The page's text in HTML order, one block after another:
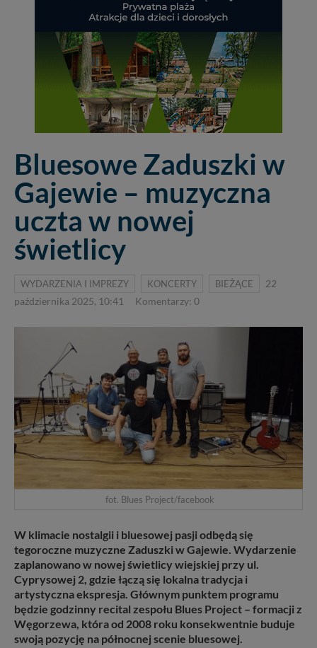
Bluesowe Zaduszki w
Gajewie – muzyczna
uczta w nowej
świetlicy
WYDARZENIA I IMPREZY KONCERTY BIEŻĄCE
22
października 2025, 10:41
Komentarzy: 0
fot. Blues Project/facebook
W klimacie nostalgii i bluesowej pasji odbędą się
tegoroczne muzyczne Zaduszki w Gajewie. Wydarzenie
zaplanowano w nowej świetlicy wiejskiej przy ul.
Cyprysowej 2, gdzie łączą się lokalna tradycja i
artystyczna ekspresja. Głównym punktem programu
będzie godzinny recital zespołu Blues Project – formacji z
Węgorzewa, która od 2008 roku konsekwentnie buduje
swoją pozycję na północnej scenie bluesowej.